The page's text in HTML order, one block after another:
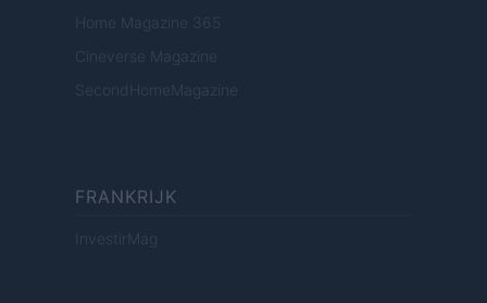
Home Magazine 365
Cineverse Magazine
SecondHomeMagazine
FRANKRIJK
InvestirMag